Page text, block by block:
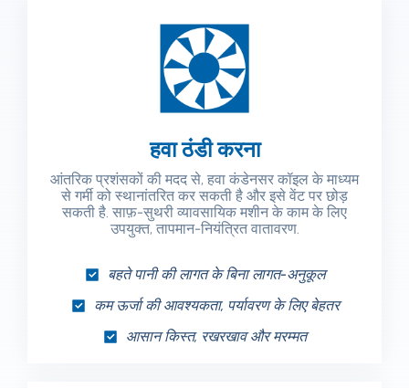
हवा ठंडी करना
आंतरिक प्रशंसकों की मदद से, हवा कंडेनसर कॉइल के माध्यम
से गर्मी को स्थानांतरित कर सकती है और इसे वेंट पर छोड़
सकती है. साफ़-सुथरी व्यावसायिक मशीन के काम के लिए
उपयुक्त, तापमान-नियंत्रित वातावरण.
बहते पानी की लागत के बिना लागत-अनुकूल
कम ऊर्जा की आवश्यकता, पर्यावरण के लिए बेहतर
आसान किस्त, रखरखाव और मरम्मत